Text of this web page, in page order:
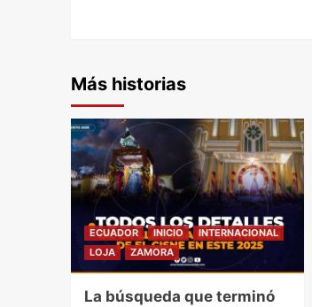
Más historias
ECUADOR INICIO
INTERNACIONAL
LOJA
ZAMORA
La búsqueda que terminó